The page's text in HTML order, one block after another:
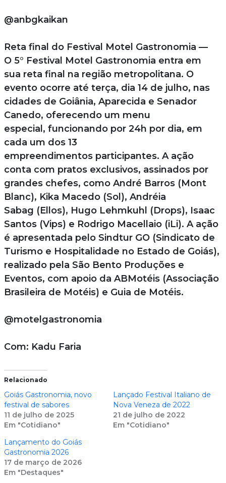
@anbgkaikan
Reta final do Festival Motel Gastronomia —
O 5° Festival Motel Gastronomia entra em
sua reta final na região metropolitana. O
evento ocorre até terça, dia 14 de julho, nas
cidades de Goiânia, Aparecida e Senador
Canedo, oferecendo um menu
especial, funcionando por 24h por dia, em
cada um dos 13
empreendimentos participantes. A ação
conta com pratos exclusivos, assinados por
grandes chefes, como André Barros (Mont
Blanc), Kika Macedo (Sol), Andréia
Sabag (Ellos), Hugo Lehmkuhl (Drops), Isaac
Santos (Vips) e Rodrigo Macellaio (iLi). A ação
é apresentada pelo Sindtur GO (Sindicato de
Turismo e Hospitalidade no Estado de Goiás),
realizado pela São Bento Produções e
Eventos, com apoio da ABMotéis (Associação
Brasileira de Motéis) e Guia de Motéis.
@motelgastronomia
Com: Kadu Faria
Relacionado
Goiás Gastronomia, novo
festival de sabores
11 de julho de 2025
Em "Cotidiano"
Lançado Festival Italiano de
Nova Veneza de 2022
21 de julho de 2022
Em "Cotidiano"
Lançamento do Goiás
Gastronomia 2026
17 de março de 2026
Em "Destaques"